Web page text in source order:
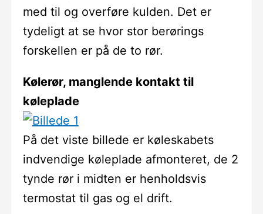
med til og overføre kulden. Det er
tydeligt at se hvor stor berørings
forskellen er på de to rør.
Kølerør, manglende kontakt til
køleplade
På det viste billede er køleskabets
indvendige køleplade afmonteret, de 2
tynde rør i midten er henholdsvis
termostat til gas og el drift.